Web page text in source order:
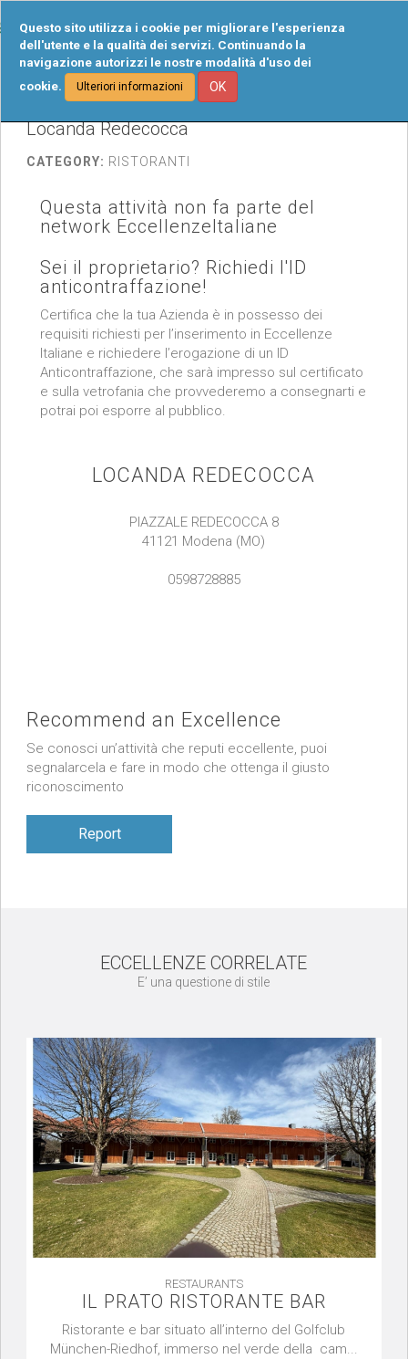
Questo sito utilizza i cookie per migliorare l'esperienza
dell'utente e la qualità dei servizi. Continuando la
navigazione autorizzi le nostre modalità d'uso dei
cookie.
Ulteriori informazioni OK
Locanda Redecocca
CATEGORY: RISTORANTI
Questa attività non fa parte del
network EccellenzeItaliane
Sei il proprietario? Richiedi l'ID
anticontraffazione!
Certifica che la tua Azienda è in possesso dei
requisiti richiesti per l’inserimento in Eccellenze
Italiane e richiedere l’erogazione di un ID
Anticontraffazione, che sarà impresso sul certificato
e sulla vetrofania che provvederemo a consegnarti e
potrai poi esporre al pubblico.
LOCANDA REDECOCCA
PIAZZALE REDECOCCA 8
41121 Modena (MO)
0598728885
Recommend an Excellence
Se conosci un’attività che reputi eccellente, puoi
segnalarcela e fare in modo che ottenga il giusto
riconoscimento
Report
ECCELLENZE CORRELATE
E’ una questione di stile
RESTAURANTS
IL PRATO RISTORANTE BAR
Ristorante e bar situato all’interno del Golfclub
München-Riedhof, immerso nel verde della cam...